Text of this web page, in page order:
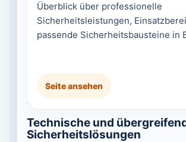
Überblick über professionelle
Sicherheitsleistungen,
passende Sicherheitsbausteine in
Seite ansehen
Technische und
Sicherheitslösungen